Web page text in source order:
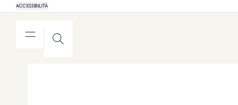
ACCESSIBILITÀ
MENU RICERCA